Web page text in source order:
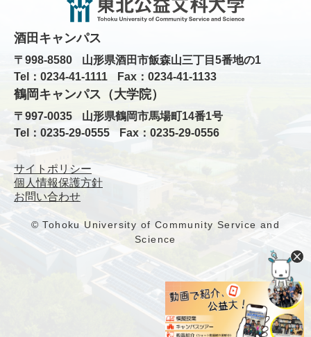
酒田キャンパス
〒998-8580
山形県酒田市飯森山三丁目5番地の1
Tel：0234-41-1111
Fax：0234-41-1133
鶴岡キャンパス（大学院）
〒997-0035
山形県鶴岡市馬場町14番1号
Tel：0235-29-0555
Fax：0235-29-0556
サイトポリシー
個人情報保護方針
お問い合わせ
© Tohoku University of Community Service and
Science